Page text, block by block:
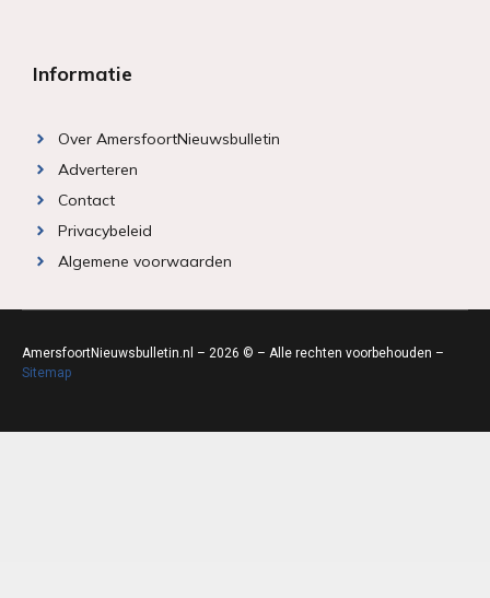
Informatie
Over AmersfoortNieuwsbulletin
Adverteren
Contact
Privacybeleid
Algemene voorwaarden
AmersfoortNieuwsbulletin.nl – 2026 © – Alle rechten voorbehouden –
Sitemap